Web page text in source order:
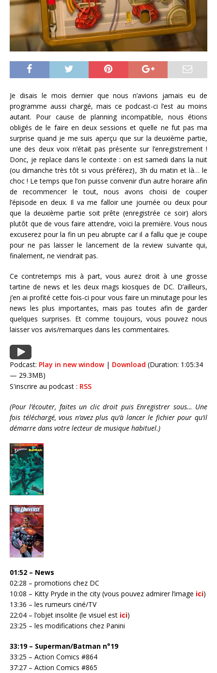
Je disais le mois dernier que nous n’avions jamais eu de
programme aussi chargé, mais ce podcast-ci l’est au moins
autant. Pour cause de planning incompatible, nous étions
obligés de le faire en deux sessions et quelle ne fut pas ma
surprise quand je me suis aperçu que sur la deuxième partie,
une des deux voix n’était pas présente sur l’enregistrement !
Donc, je replace dans le contexte : on est samedi dans la nuit
(ou dimanche très tôt si vous préférez), 3h du matin et là… le
choc ! Le temps que l’on puisse convenir d’un autre horaire afin
de recommencer le tout, nous avons choisi de couper
l’épisode en deux. Il va me falloir une journée ou deux pour
que la deuxième partie soit prête (enregistrée ce soir) alors
plutôt que de vous faire attendre, voici la première. Vous nous
excuserez pour la fin un peu abrupte car il a fallu que je coupe
pour ne pas laisser le lancement de la review suivante qui,
finalement, ne viendrait pas.
Ce contretemps mis à part, vous aurez droit à une grosse
tartine de news et les deux mags kiosques de DC. D’ailleurs,
j’en ai profité cette fois-ci pour vous faire un minutage pour les
news les plus importantes, mais pas toutes afin de garder
quelques surprises. Et comme toujours, vous pouvez nous
laisser vos avis/remarques dans les commentaires.
Podcast: Play in new window| Download (Duration: 1:05:34
— 29.3MB)
S'inscrire au podcast : RSS
(Pour l’écouter, faites un clic droit puis Enregistrer sous… Une
fois téléchargé, vous n’avez plus qu’à lancer le fichier pour qu’il
démarre dans votre lecteur de musique habituel.)
01:52 – News
02:28 – promotions chez DC
10:08 – Kitty Pryde in the city (vous pouvez admirer l’image ici)
13:36 – les rumeurs ciné/TV
22:04 – l’objet insolite (le visuel est ici)
23:25 – les modifications chez Panini
33:19 – Superman/Batman n°19
33:25 – Action Comics #864
37:27 – Action Comics #865